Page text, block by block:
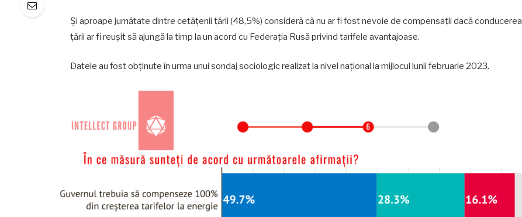
Și aproape jumătate dintre cetățenii țării (48,5%) consideră că nu ar fi fost nevoie de compensații dacă conducerea
țării ar fi reușit să ajungă la timp la un acord cu Federația Rusă privind tarifele avantajoase.
Datele au fost obținute în urma unui sondaj sociologic realizat la nivel național la mijlocul lunii februarie 2023.